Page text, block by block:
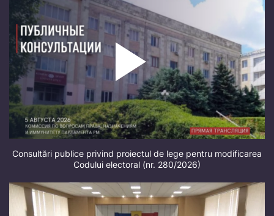
Consultări publice privind proiectul de lege pentru modificarea
Codului electoral (nr. 280/2026)